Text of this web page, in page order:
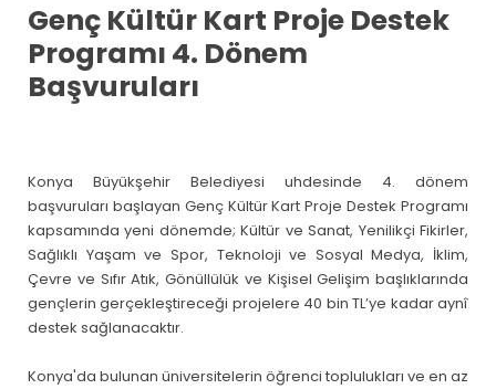
Genç Kültür Kart Proje Destek
Programı 4. Dönem
Başvuruları
Konya Büyükşehir Belediyesi uhdesinde 4. dönem
başvuruları başlayan Genç Kültür Kart Proje Destek Programı
kapsamında yeni dönemde; Kültür ve Sanat, Yenilikçi Fikirler,
Sağlıklı Yaşam ve Spor, Teknoloji ve Sosyal Medya, İklim,
Çevre ve Sıfır Atık, Gönüllülük ve Kişisel Gelişim başlıklarında
gençlerin gerçekleştireceği projelere 40 bin TL’ye kadar aynî
destek sağlanacaktır.
Konya'da bulunan üniversitelerin öğrenci toplulukları ve en az